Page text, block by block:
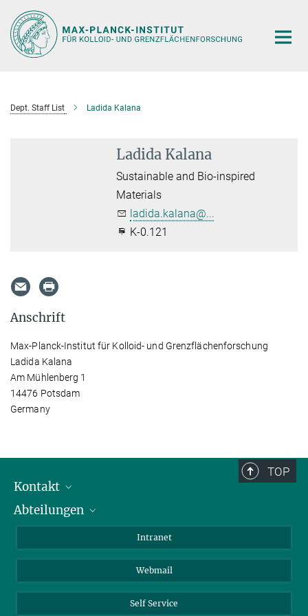
Hauptinhalt
Dept. Staff List Ladida Kalana
Ladida Kalana
Sustainable and Bio-inspired
Materials
ladida.kalana@...
K-0.121
Anschrift
Max-Planck-Institut für Kolloid- und Grenzflächenforschung
Ladida Kalana
Am Mühlenberg 1
14476 Potsdam
Germany
TOP
Kontakt
Mitarbeiterverzeichnis
Abteilungen
Kolloidchemie
Nachhaltige und Bio-inspirierte Materialien
Intranet
Webmail
Self Service